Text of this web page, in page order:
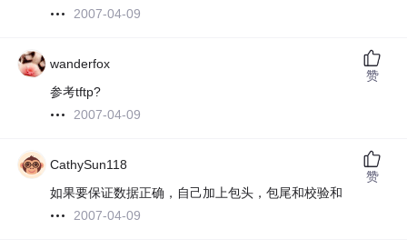
2007-04-09
wanderfox
参考tftp?
2007-04-09
赞
CathySun118
如果要保证数据正确，自己加上包头，包尾和校验和
2007-04-09
赞